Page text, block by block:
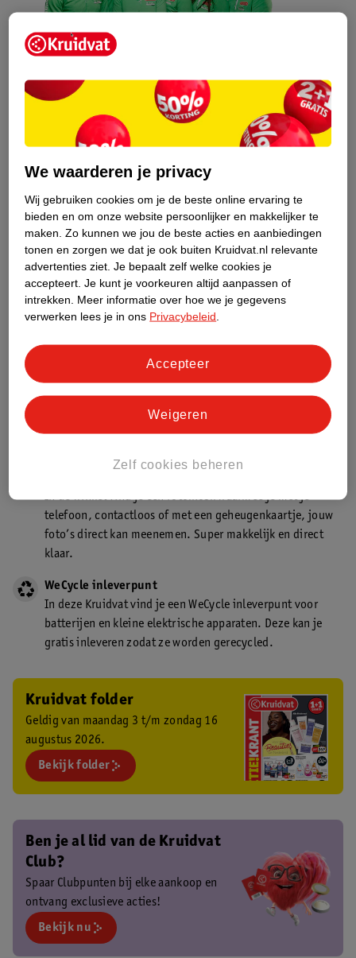
Kruidvat is een erkend specialist in
zelfzorg, ook online. Wat je
gezondheidsvraag ook is, stel hem aan
Stel je gezondheidsvraag
Ook in deze winkel
Kruidvat.nl ophaalpunt
Laat je bestelling snel en gemakkelijk bezorgen in de
Kruidvat is een gecertificeerd drogist. Dit betekent dat je
In de winkel vind je een fotokiosk waarmee je met je
telefoon, contactloos of met een geheugenkaartje, jouw
foto’s direct kan meenemen. Super makkelijk en direct
klaar.
WeCycle inleverpunt
In deze Kruidvat vind je een WeCycle inleverpunt voor
batterijen en kleine elektrische apparaten. Deze kan je
gratis inleveren zodat ze worden gerecycled.
Kruidvat folder
Geldig van maandag 3 t/m zondag 16
augustus 2026.
Bekijk folder
Ben je al lid van de Kruidvat
Club?
Spaar Clubpunten bij elke aankoop en
ontvang exclusieve acties!
Bekijk nu
We waarderen je privacy
Wij gebruiken cookies om je de beste online ervaring te
bieden en om onze website persoonlijker en makkelijker te
maken. Zo kunnen we jou de beste acties en aanbiedingen
tonen en zorgen we dat je ook buiten Kruidvat.nl relevante
advertenties ziet. Je bepaalt zelf welke cookies je
accepteert. Je kunt je voorkeuren altijd aanpassen of
intrekken.
Meer informatie over hoe we je gegevens
verwerken lees je in ons Privacybeleid
Zelf cookies beheren
Weigeren
Accepteer